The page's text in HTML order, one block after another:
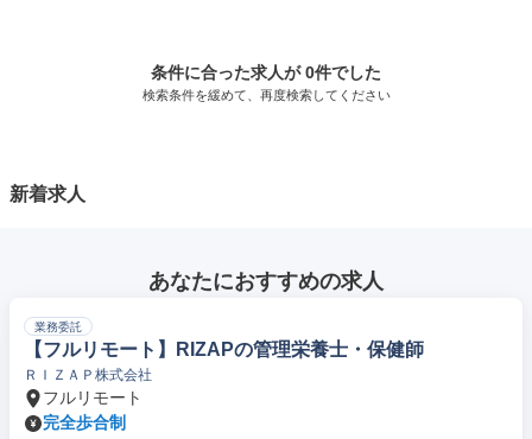
条件に合った求人が 0件でした
検索条件を緩めて、再度検索してください
新着求人
あなたにおすすめの求人
業務委託
【フルリモート】RIZAPの管理栄養士・保健師
ＲＩＺＡＰ株式会社
フルリモート
完全歩合制